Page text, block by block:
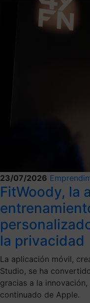
23/07/2026
FitWoody, la
la privacidad
La aplicación móvil,
Studio, se ha
gracias a la
continuado de Apple.